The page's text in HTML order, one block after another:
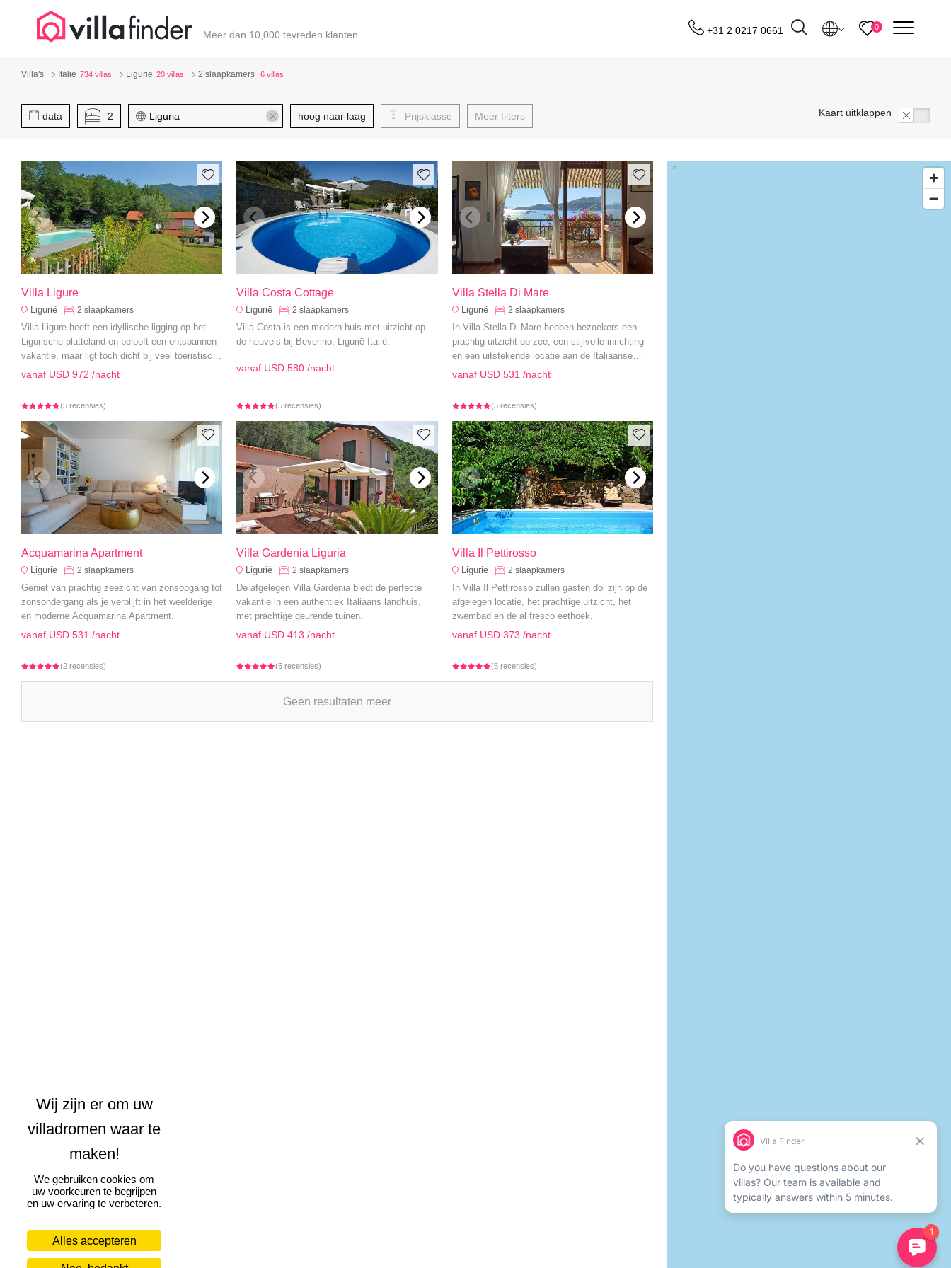
Meer dan 10,000 tevreden klanten +31 2 0217 0661 Bestemmingen
0 menu
Villa's Italië 734 villas Ligurië 20 villas 2 slaapkamers 6 villas
data 2 hoog naar laag Prijsklasse Meer filters Kaart uitklappen
Villa Ligure
Ligurië 2 slaapkamers
Villa Ligure heeft een idyllische ligging op het
Ligurische platteland en belooft een ontspannen
vakantie, maar ligt toch dicht bij veel toeristische
attracties.
vanaf USD 972 /nacht
(5 recensies)
Villa Costa Cottage
Ligurië 2slaapkamers
Villa Costa is een modern huis met uitzicht op
de heuvels bij Beverino, Ligurië Italië.
vanaf USD 580 /nacht
(5 recensies)
Villa Stella Di Mare
Ligurië 2 slaapkamers
In Villa Stella Di Mare hebben bezoekers een
prachtig uitzicht op zee, een stijlvolle inrichting
en een uitstekende locatie aan de Italiaanse
Rivièra.
vanaf USD 531 /nacht
(5 recensies)
Acquamarina Apartment
Ligurië 2 slaapkamers
Geniet van prachtig zeezicht van zonsopgang tot
zonsondergang als je verblijft in het weelderige
en moderne Acquamarina Apartment.
vanaf USD 531 /nacht
(2 recensies)
Villa Gardenia Liguria
Ligurië 2slaapkamers
De afgelegen Villa Gardenia biedt de perfecte
vakantie in een authentiek Italiaans landhuis,
met prachtige geurende tuinen.
vanaf USD 413 /nacht
(5 recensies)
Villa Il Pettirosso
Ligurië 2 slaapkamers
In Villa Il Pettirosso zullen gasten dol zijn op de
afgelegen locatie, het prachtige uitzicht, het
zwembad en de al fresco eethoek.
vanaf USD 373 /nacht
(5 recensies)
Geen resultaten meer
We gebruiken cookies om
uw voorkeuren te begrijpen
en uw ervaring te verbeteren.
Alles accepteren